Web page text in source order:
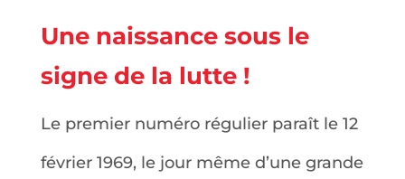
Une naissance sous le
signe de la lutte !
Le premier numéro régulier paraît le 12
février 1969, le jour même d’une grande